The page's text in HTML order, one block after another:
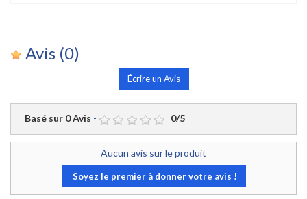
Avis (0)
Écrire un Avis
Basé sur 0Avis - 0/5
Aucun avis sur le produit
Soyez le premier à donner votre avis !